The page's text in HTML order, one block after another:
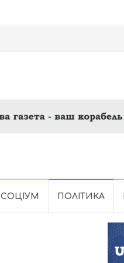
СОЦІУМ ПОЛІТИКА